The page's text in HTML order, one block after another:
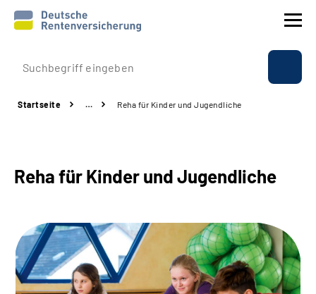
Prävention
Experten
Über uns & Presse
Startseite … Reha für Kinder und Jugendliche
Reha für Kinder und Jugendliche